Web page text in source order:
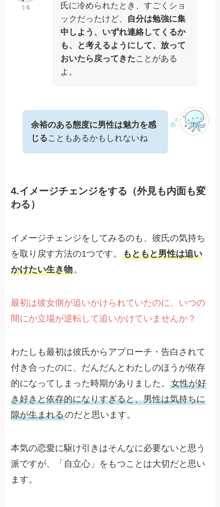
うる
氏に冷められたとき、すごくショ
ックだったけど、 自分は勉強に集
中しよう、いずれ連絡してくるか
も、と考えるようにして、放って
おいたら戻ってきたことがある
よ。
余裕のある態度に男性は魅力を感
じることもあるかもしれないね
4.イメージチェンジをする（外見も内面も変
わる）
イメージチェンジをしてみるのも、彼氏の気持ち
を取り戻す方法の1つです。もともと男性は追い
かけたい生き物。
最初は彼女側が追いかけられていたのに、いつの
間にか立場が逆転して追いかけていませんか？
わたしも最初は彼氏からアプローチ・告白されて
付き合ったのに、だんだんとわたしのほうが依存
的になってしまった時期がありました。女性が好
き好きと依存的になりすぎると、男性は気持ちに
隙が生まれるのだと思います。
本気の恋愛に駆け引きはそんなに必要ないと思う
派ですが、「自立心」をもつことは大切だと思い
ます。